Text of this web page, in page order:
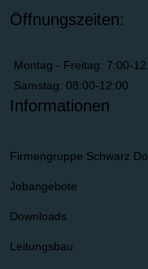
Öffnungszeiten:
Montag - Freitag: 7:00-
Samstag: 08:00-12:00
Informationen
Firmengruppe Schwarz
Jobangebote
Downloads
Leitungsbau